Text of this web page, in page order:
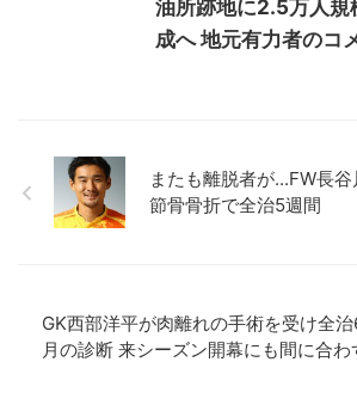
油所跡地に2.5万人
成へ 地元有力者のコ
またも離脱者が...FW長
節骨骨折で全治5週間
GK西部洋平が肉離れの手術を受け全治
月の診断 来シーズン開幕にも間に合わ